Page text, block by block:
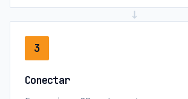
→
3
Conectar